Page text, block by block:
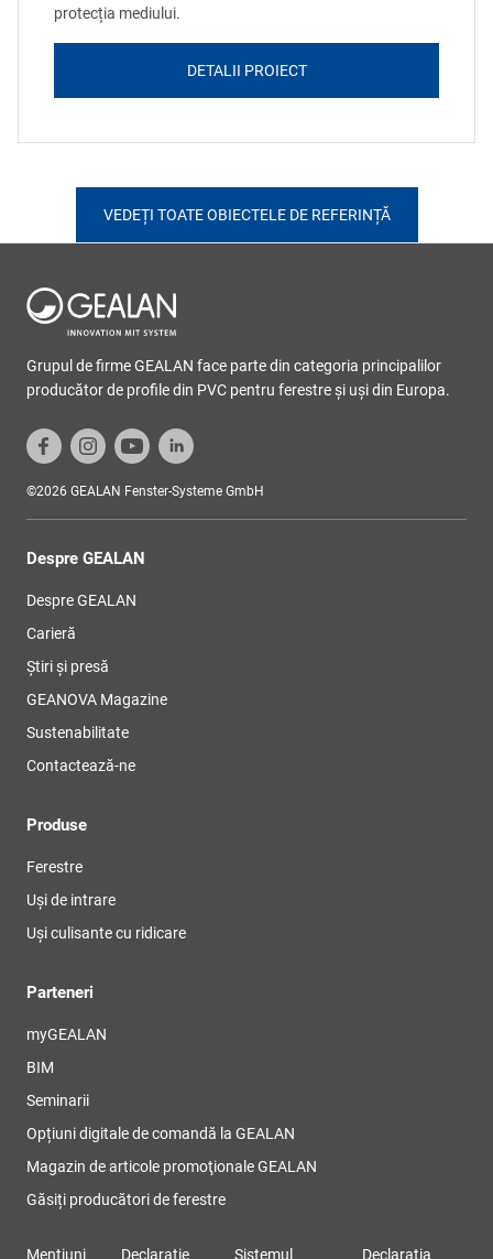
protecția mediului.
DETALII PROIECT
VEDEȚI TOATE OBIECTELE DE REFERINȚĂ
Grupul de firme GEALAN face parte din categoria principalilor
producător de profile din PVC pentru ferestre şi uşi din Europa.
©2026 GEALAN Fenster-Systeme GmbH
Despre GEALAN
Despre GEALAN
Carieră
Știri și presă
GEANOVA Magazine
Sustenabilitate
Contactează-ne
Produse
Ferestre
Uși de intrare
Uși culisante cu ridicare
Parteneri
myGEALAN
BIM
Seminarii
Opțiuni digitale de comandă la GEALAN
Magazin de articole promoţionale GEALAN
Găsiți producători de ferestre
Mențiuni Declarație Sistemul Declaraţia